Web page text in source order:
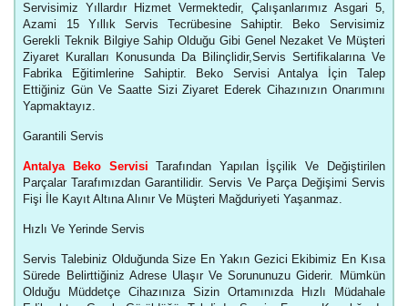
Servisimiz Yıllardır Hizmet Vermektedir, Çalışanlarımız Asgari 5,
Azami 15 Yıllık Servis Tecrübesine Sahiptir. Beko Servisimiz
Gerekli Teknik Bilgiye Sahip Olduğu Gibi Genel Nezaket Ve Müşteri
Ziyaret Kuralları Konusunda Da Bilinçlidir,Servis Sertifikalarına Ve
Fabrika Eğitimlerine Sahiptir. Beko Servisi Antalya İçin Talep
Ettiğiniz Gün Ve Saatte Sizi Ziyaret Ederek Cihazınızın Onarımını
Yapmaktayız.
Garantili Servis
Antalya Beko Servisi Tarafından Yapılan İşçilik Ve Değiştirilen
Parçalar Tarafımızdan Garantilidir. Servis Ve Parça Değişimi Servis
Fişi İle Kayıt Altına Alınır Ve Müşteri Mağduriyeti Yaşanmaz.
Hızlı Ve Yerinde Servis
Servis Talebiniz Olduğunda Size En Yakın Gezici Ekibimiz En Kısa
Sürede Belirttiğiniz Adrese Ulaşır Ve Sorununuzu Giderir. Mümkün
Olduğu Müddetçe Cihazınıza Sizin Ortamınızda Hızlı Müdahale